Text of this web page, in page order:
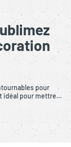
pour
idéal pour mettre…